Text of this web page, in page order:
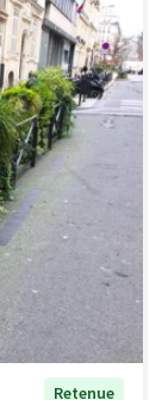
Retenue